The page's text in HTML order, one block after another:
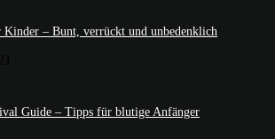
Kinder – Bunt, verrückt und unbedenklich
Guide – Tipps für blutige Anfänger